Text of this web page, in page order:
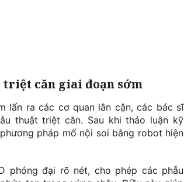
căn giai đoạn sớm
lấn ra các cơ quan lân cận, các bác sĩ
thuật triệt căn. Sau khi thảo luận kỹ
pháp mổ nội soi bằng robot hiện
phóng đại rõ nét, cho phép các phẫu